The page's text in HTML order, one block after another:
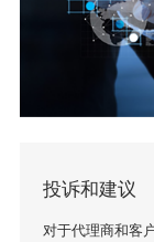
投诉和建议
对于代理商和客